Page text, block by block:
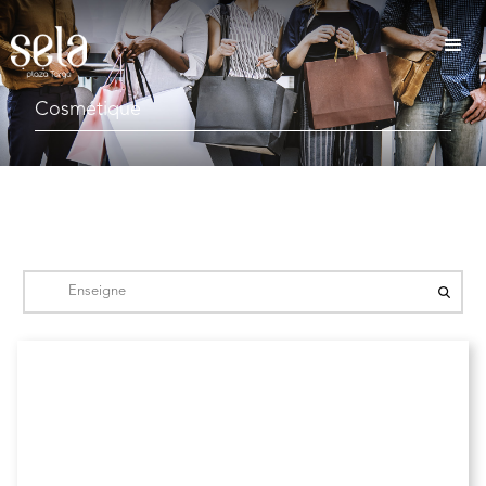
Cosmétique